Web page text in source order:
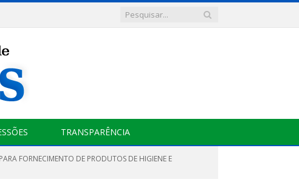
TRANSPARÊNCIA
FORNECIMENTO DE PRODUTOS DE HIGIENE E